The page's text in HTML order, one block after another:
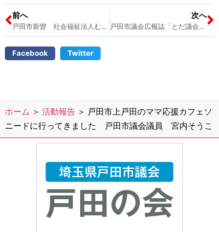
前へ
戸田市新曽 社会福祉法人むつみ会に視察に行きました 戸田市の学習支援エルカフェ 戸田市のひとり親支援
次へ
戸田市議会広報誌「とだ議会だより」が発行されました 戸田市議会議員 宮内そうこ
Facebook Twitter
ホーム ＞ 活動報告 ＞ 戸田市上戸田のママ応援カフェソ
ニードに行ってきました 戸田市議会議員 宮内そうこ